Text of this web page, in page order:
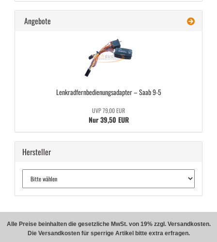
Angebote
Lenk­rad­fern­be­die­nungs­ad­ap­ter – Saab 9-5
UVP 79,00 EUR
Nur 39,50 EUR
Hersteller
Alle Preise beinhalten die gesetzliche MwSt. von 19% zzgl. Versandkosten.
Die Versandkosten für sperrige Artikel bitte extra erfragen.